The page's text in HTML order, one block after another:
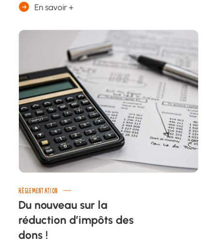
En savoir +
RÉGLEMENTATION
Du nouveau sur la
réduction d’impôts des
dons !